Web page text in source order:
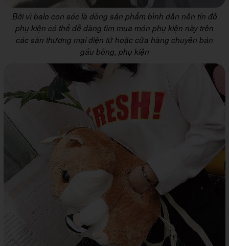
Bởi vì balo con sóc là dòng sản phẩm bình dân nên tín đồ
phụ kiện có thể dễ dàng tìm mua món phụ kiện này trên
các sàn thương mại điện tử hoặc cửa hàng chuyên bán
gấu bông, phụ kiện